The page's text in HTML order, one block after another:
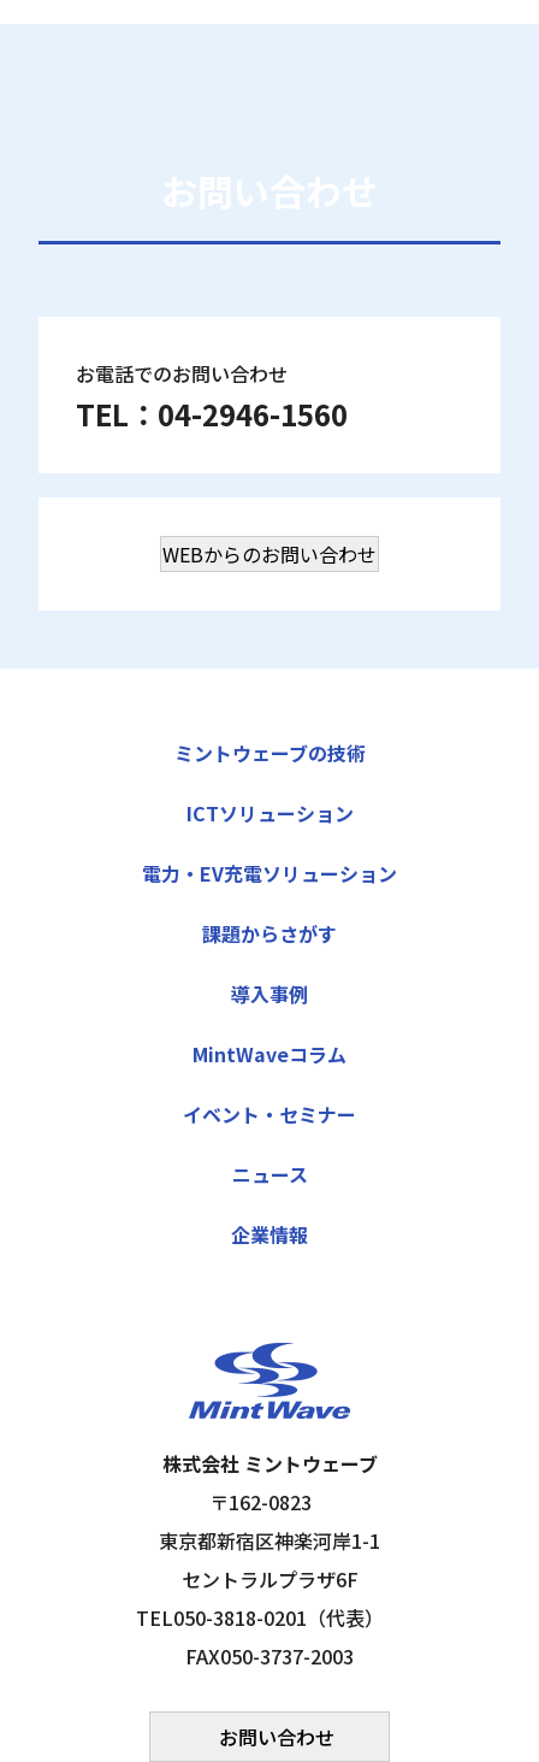
お問い合わせ
お電話でのお問い合わせ
TEL： 04-2946-1560
WEBからのお問い合わせ
ミントウェーブの技術
ICTソリューション
電力・EV充電ソリューション
課題からさがす
導入事例
MintWaveコラム
イベント・セミナー
ニュース
企業情報
株式会社 ミントウェーブ
〒162-0823
東京都新宿区神楽河岸1-1
セントラルプラザ6F
TEL050-3818-0201（代表）
FAX050-3737-2003
お問い合わせ